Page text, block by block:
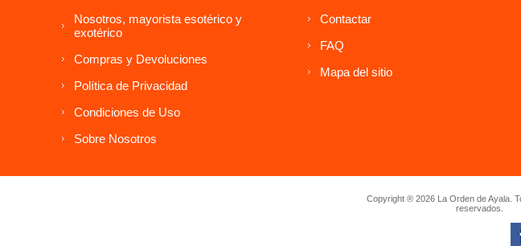
Nosotros, mayorista esotérico y
exotérico
Compras y Devoluciones
Política de Privacidad
Condiciones de Uso
Sobre Nosotros
Contactar
FAQ
Mapa del sitio
Copyright ® 2026 La Orden de Ayala.
reservados.